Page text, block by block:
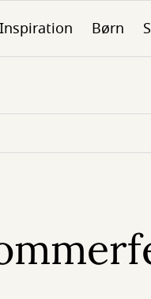
Inspiration Børn